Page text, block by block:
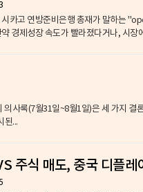
시카고 연방준비은행 총재가 말하는
경제성장 속도가 빨라졌다거나, 시장
세 가지 결론을 시사하고 있다. 1)9월12일 회의에서
된...
주식 매도, 중국 디플